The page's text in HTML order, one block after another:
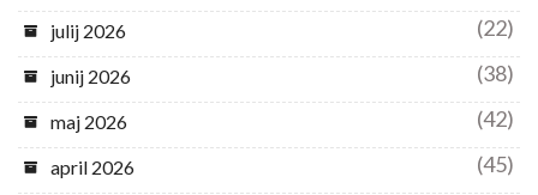
julij 2026 (22)
junij 2026 (38)
maj 2026 (42)
april 2026 (45)